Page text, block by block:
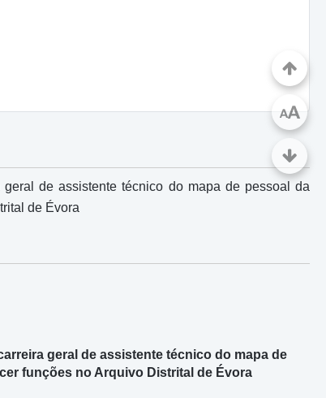
de assistente técnico do mapa de pessoal da
de Évora
geral de assistente técnico do mapa de
funções no Arquivo Distrital de Évora
AA